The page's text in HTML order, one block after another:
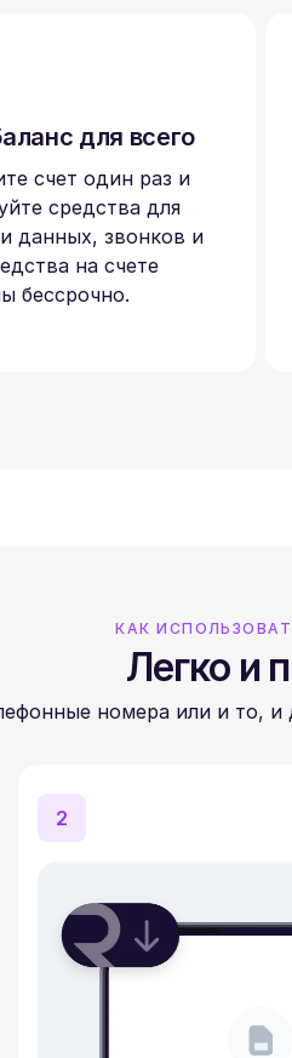
для всего
счет один раз и
средства для
данных, звонков и
на счете
бессрочно.
КАК ИСПОЛЬЗОВАТЬ
Легко и
номера или и то,
2